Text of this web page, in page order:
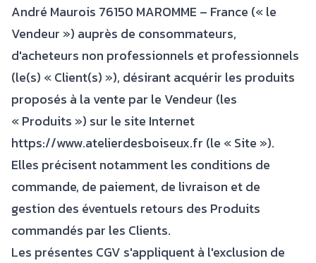
André Maurois 76150 MAROMME – France (« le
Vendeur ») auprès de consommateurs,
d'acheteurs non professionnels et professionnels
(le(s) « Client(s) »), désirant acquérir les produits
proposés à la vente par le Vendeur (les
« Produits ») sur le site Internet
https://www.atelierdesboiseux.fr (le « Site »).
Elles précisent notamment les conditions de
commande, de paiement, de livraison et de
gestion des éventuels retours des Produits
commandés par les Clients.
Les présentes CGV s'appliquent à l'exclusion de